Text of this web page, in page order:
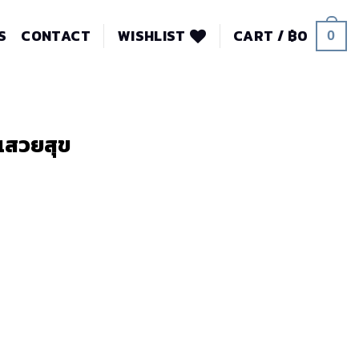
CONTACT WISHLIST CART / ฿0 0
สวยสุข